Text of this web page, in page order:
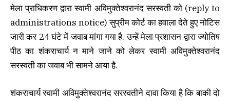
मेला प्राधिकरण द्वारा स्वामी अविमुक्तेश्वरानंद सरस्वती को (reply to
administrations notice) सुप्रीम कोर्ट का हवाला देते हुए नोटिस
जारी कर 24 घंटे में जवाब मांगा गया है. उन्हें मेला प्रशासन द्वारा ज्योतिष
पीठ का शंकराचार्य न माने जाने को लेकर स्वामी अविमुक्तेश्वरानंद
सरस्वती का जवाब भी सामने आया है.
शंकराचार्य स्वामी अविमुक्तेश्वरानंद सरस्वतीने दावा किया है कि बाकी दो